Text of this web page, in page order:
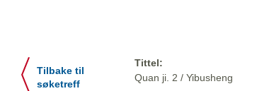
Tilbake til
søketreff
Tittel:
Quan ji. 2 / Yibusheng